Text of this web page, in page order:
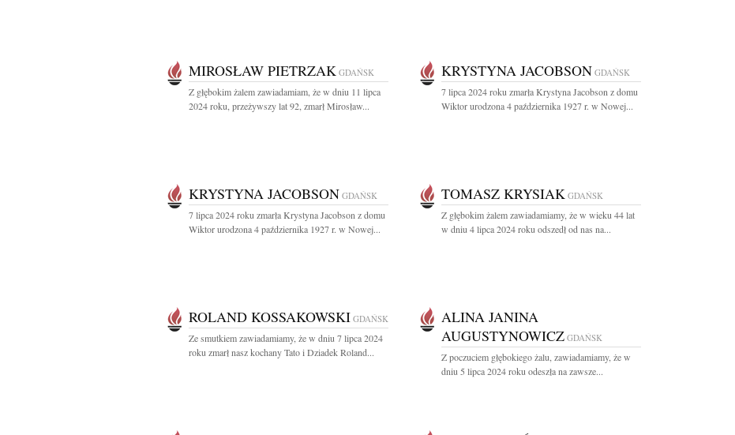
MIROSŁAW PIETRZAK GDAŃSK
Z głębokim żalem zawiadamiam, że w dniu 11 lipca
2024 roku, przeżywszy lat 92, zmarł Mirosław...
KRYSTYNA JACOBSON GDAŃSK
7 lipca 2024 roku zmarła Krystyna Jacobson z domu
Wiktor urodzona 4 października 1927 r. w Nowej...
KRYSTYNA JACOBSON GDAŃSK
7 lipca 2024 roku zmarła Krystyna Jacobson z domu
Wiktor urodzona 4 października 1927 r. w Nowej...
TOMASZ KRYSIAK GDAŃSK
Z głębokim żalem zawiadamiamy, że w wieku 44 lat
w dniu 4 lipca 2024 roku odszedł od nas na...
ROLAND KOSSAKOWSKI GDAŃSK
Ze smutkiem zawiadamiamy, że w dniu 7 lipca 2024
roku zmarł nasz kochany Tato i Dziadek Roland...
ALINA JANINA
AUGUSTYNOWICZ GDAŃSK
Z poczuciem głębokiego żalu, zawiadamiamy, że w
dniu 5 lipca 2024 roku odeszła na zawsze...